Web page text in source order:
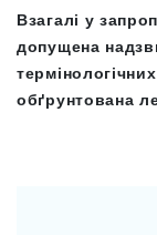
Взагалі у
допущена
обґрунтована